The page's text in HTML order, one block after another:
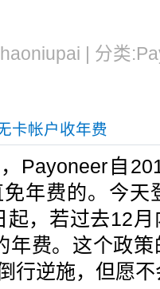
| 分类
卡帐户收年费
自
年费的。今天
起，若过去12
年费。这个政
行逆施，但愿